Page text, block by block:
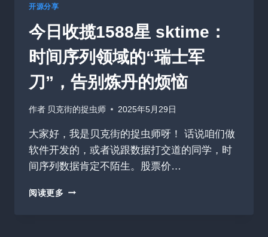
开源分享
今日收揽1588星 sktime：
时间序列领域的“瑞士军
刀”，告别炼丹的烦恼
作者 贝克街的捉虫师 2025年5月29日
大家好，我是贝克街的捉虫师呀！ 话说咱们做
软件开发的，或者说跟数据打交道的同学，时
间序列数据肯定不陌生。股票价…
阅读更多 今